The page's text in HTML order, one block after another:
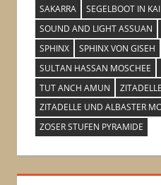
SAKARRA
SEGELBOOT IN
SOUND AND LIGHT ASSUAN
SPHINX
SPHINX VON GISEH
SULTAN HASSAN MOSCHEE
TUT ANCH AMUN
ZITADELLE
ZITADELLE UND ALBASTER
ZOSER STUFEN PYRAMIDE